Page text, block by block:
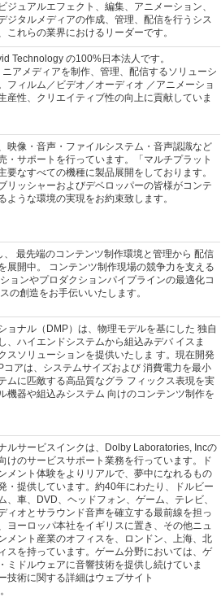
ュアルエフェクト、編集、アニメーション、
ジタルメディアの作成、管理、配信を行うシス
れらの業界におけるリーダーです。
Technology の100%日本法人です。
アメディアを制作、管理、配信するソリューシ
フィルム／ビデオ／オーディオ ／アニメーショ
産性、クリエイティブ性の向上に貢献していま
映像・音声・ファイルシステム・音声認識など
・サポートを行っています。「マルチプラット
なすべての機種に製品展開をしております。
リッシャーおよびデベロッパーの皆様がコンテ
うな環境の実現をお約束致します。
最先端のコンテンツ制作環境と管理から 配信
展開中。 コンテンツ制作現場の競争力を支える
ョンやプロダクションパイプラインの最適化コ
の創造をお手伝いいたします。
ョナル（DMP）は、物理モデルを基にした 独自
ハイエンドシステムから組込みデバ イスま
スソリューションを提供いたしま す。現在開発
アは、システムサイズおよび 消費電力を最小
ムに匹敵する高品質なグラ フィックス表現を実
機器や組込みシステム 向けのコンテンツ制作を
ルサービスインクは、Dolby Laboratories, Incの
けのサービスサポート業務を行っています。ド
メント体験をよりリアルで、夢中になれるもの
・提供しています。約40年にわたり、ドルビー
車、DVD、ヘッドフォン、ゲーム、テレビ、
ィオとサラウンド音声を確立する最前線を担っ
ヨーロッパ本社をイギリスに置き、その他ニュ
メント産業のオフィスを、ロンドン、上海、北
スを持っています。ゲーム分野においては、ゲ
ミドルウェアに音響技術を提供し続けていま
技術に関する詳細はウェブサイト